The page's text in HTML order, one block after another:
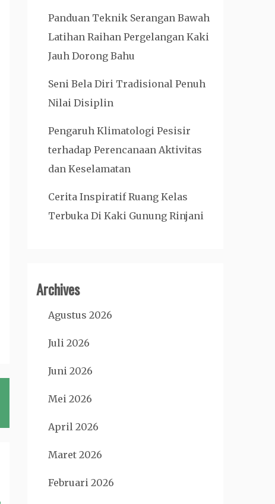
Panduan Teknik Serangan Bawah
Latihan Raihan Pergelangan Kaki
Jauh Dorong Bahu
Seni Bela Diri Tradisional Penuh
Nilai Disiplin
Pengaruh Klimatologi Pesisir
terhadap Perencanaan Aktivitas
dan Keselamatan
Cerita Inspiratif Ruang Kelas
Terbuka Di Kaki Gunung Rinjani
Archives
Agustus 2026
Juli 2026
Juni 2026
Mei 2026
April 2026
Maret 2026
Februari 2026